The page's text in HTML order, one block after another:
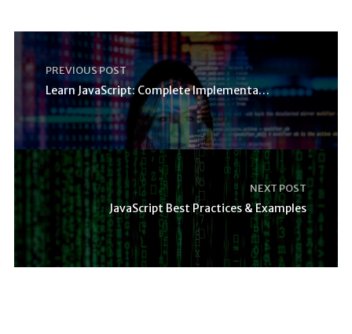
PREVIOUS POST
Learn JavaScript: Complete Implementation Guide
NEXT POST
JavaScript Best Practices & Examples